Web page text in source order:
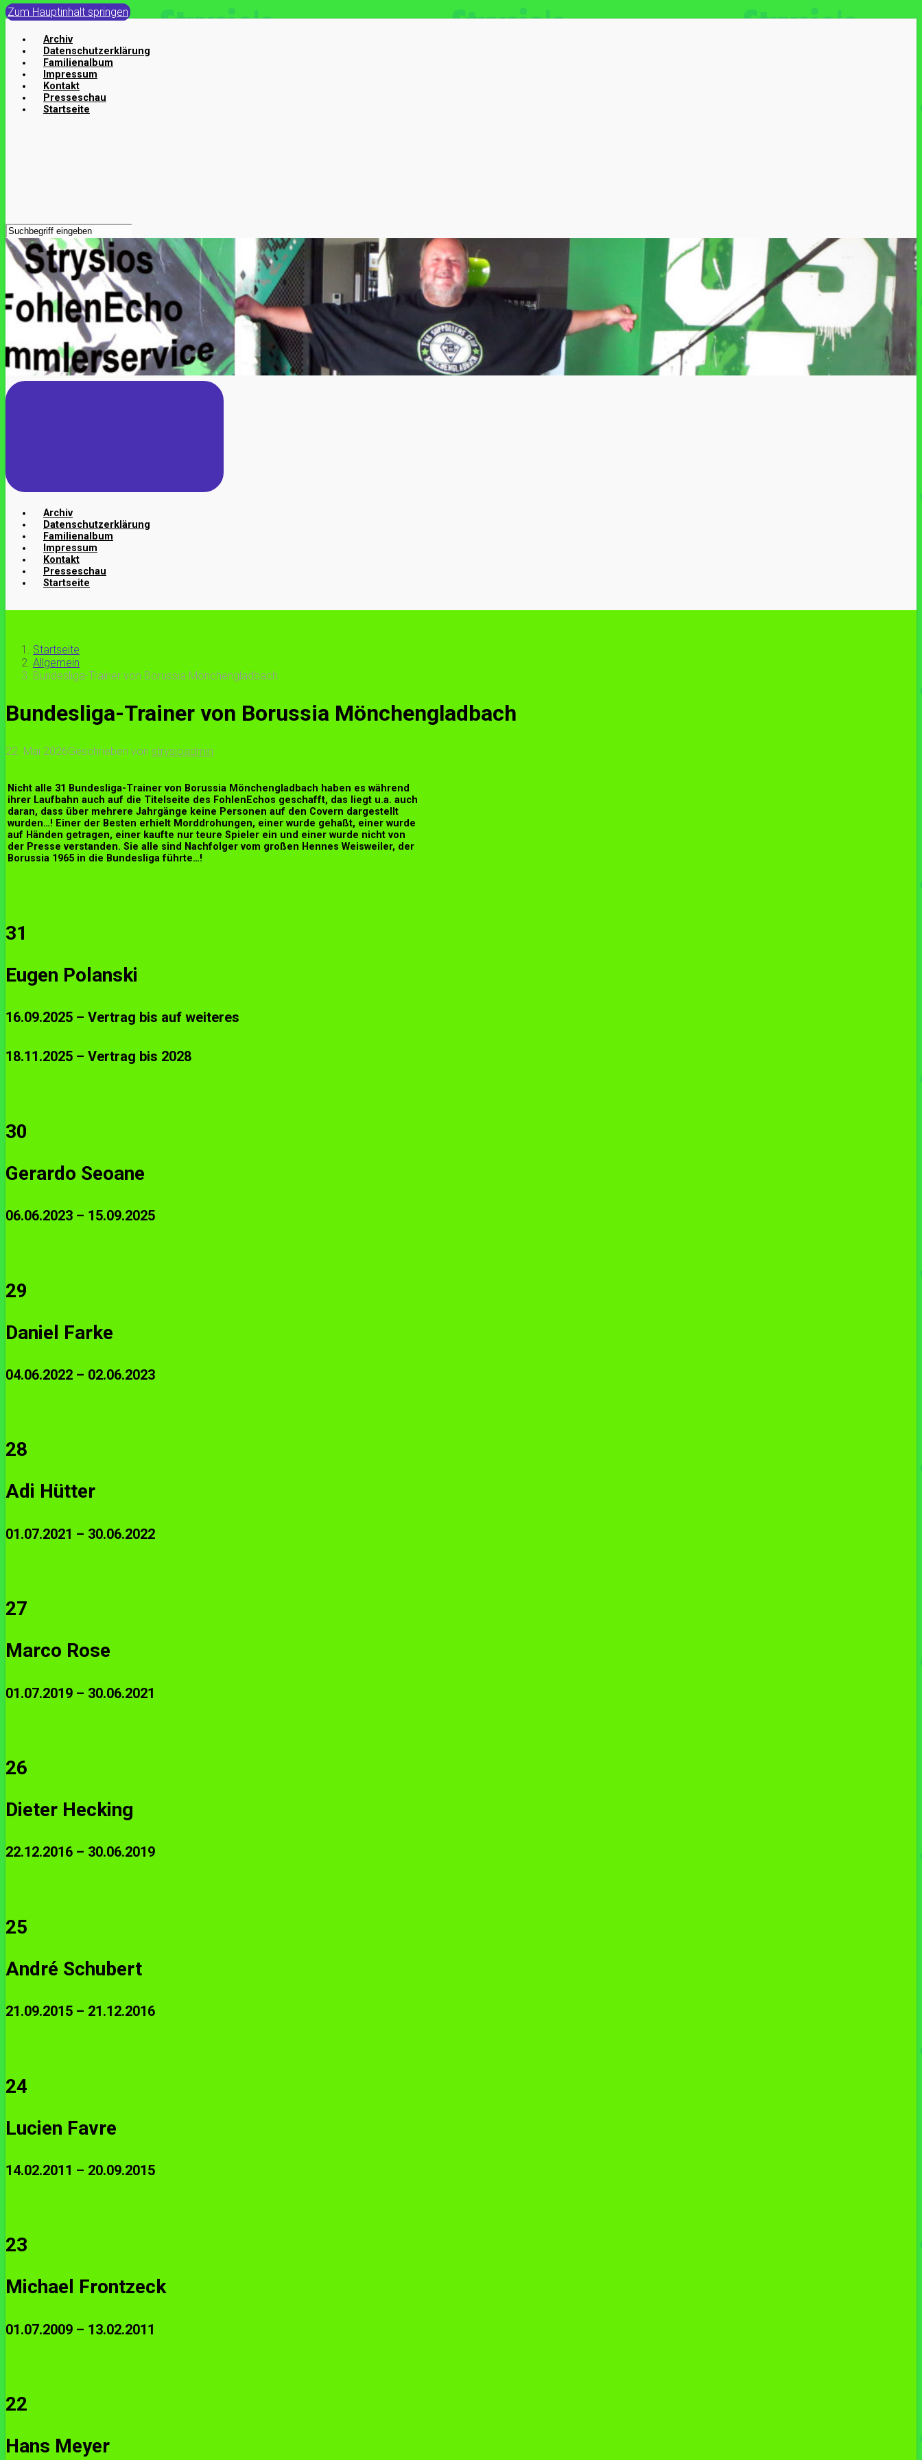
Zum Hauptinhalt springen
Archiv
Datenschutzerklärung
Familienalbum
Impressum
Kontakt
Presseschau
Startseite
Archiv
Datenschutzerklärung
Familienalbum
Impressum
Kontakt
Presseschau
Startseite
Startseite
Allgemein
Bundesliga-Trainer von Borussia Mönchengladbach
Bundesliga-Trainer von Borussia Mönchengladbach
22. Mai 2026Geschrieben von strysioadmin
Nicht alle 31 Bundesliga-Trainer von Borussia Mönchengladbach haben es während
ihrer Laufbahn auch auf die Titelseite des FohlenEchos geschafft, das liegt u.a. auch
daran, dass über mehrere Jahrgänge keine Personen auf den Covern dargestellt
wurden…! Einer der Besten erhielt Morddrohungen, einer wurde gehaßt, einer wurde
auf Händen getragen, einer kaufte nur teure Spieler ein und einer wurde nicht von
der Presse verstanden. Sie alle sind Nachfolger vom großen Hennes Weisweiler, der
Borussia 1965 in die Bundesliga führte…!
31
Eugen Polanski
16.09.2025 – Vertrag bis auf weiteres
18.11.2025 – Vertrag bis 2028
30
Gerardo Seoane
06.06.2023 – 15.09.2025
29
Daniel Farke
04.06.2022 – 02.06.2023
28
Adi Hütter
01.07.2021 – 30.06.2022
27
Marco Rose
01.07.2019 – 30.06.2021
26
Dieter Hecking
22.12.2016 – 30.06.2019
25
André Schubert
21.09.2015 – 21.12.2016
24
Lucien Favre
14.02.2011 – 20.09.2015
23
Michael Frontzeck
01.07.2009 – 13.02.2011
22
Hans Meyer